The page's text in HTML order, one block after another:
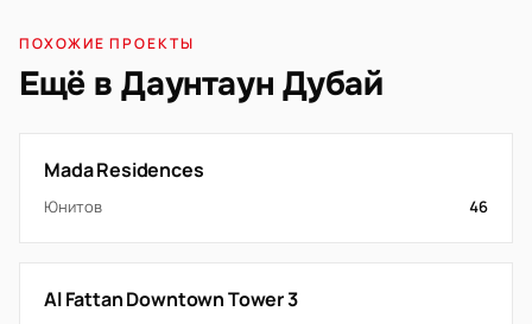
ПОХОЖИЕ ПРОЕКТЫ
Ещё в Даунтаун Дубай
Mada Residences
Юнитов 46
Al Fattan Downtown Tower 3